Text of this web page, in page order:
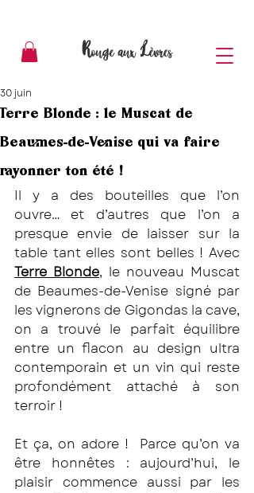
Terre Blonde : le Muscat de
Beaumes-de-Venise qui va faire
rayonner ton été !
30 juin
Il y a des bouteilles que l’on
ouvre… et d’autres que l’on a
presque envie de laisser sur la
Terre Blonde, le nouveau Muscat
de Beaumes-de-Venise signé par
les vignerons de Gigondas la cave,
on a trouvé le parfait équilibre
entre un flacon au design ultra
contemporain et un vin qui reste
profondément attaché à son
terroir !
Et ça, on adore !  Parce qu’on va
être honnêtes : aujourd’hui, le
plaisir commence aussi par les